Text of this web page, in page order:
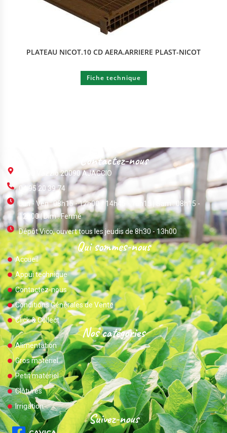
PLATEAU NICOT.10 CD AERA.ARRIERE PLAST-NICOT
Fiche technique
Contactez-nous
ZI Du Vazzio 20090 AJACCIO
04 95 20 39 74
Lun - Ven : 08h15 - 12h00 / 14h45 - 18h15 | Sam : 08h15 -
12h00 | Dim : Fermé
Dépôt Vico, ouvert tous les jeudis de 8h30 - 13h00
Qui sommes-nous
Accueil
Appui technique
Contactez-nous
Conditions Générales de Vente
Click & Collect
Nos catégories
Alimentation
Gros matériel
Petit matériel
Clôtures
Irrigation
Suivez-nous